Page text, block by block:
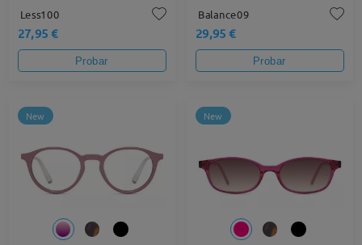
Less100
27,95 €
Probar
Balance09
29,95 €
Probar
New New